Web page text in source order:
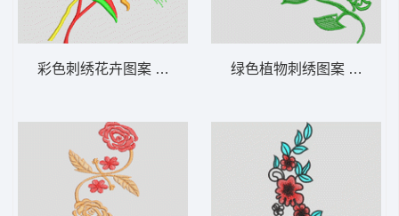
彩色刺绣花卉图案 花卉 衣裤裙鞋包通用绿色植物刺绣图案 花卉 衣